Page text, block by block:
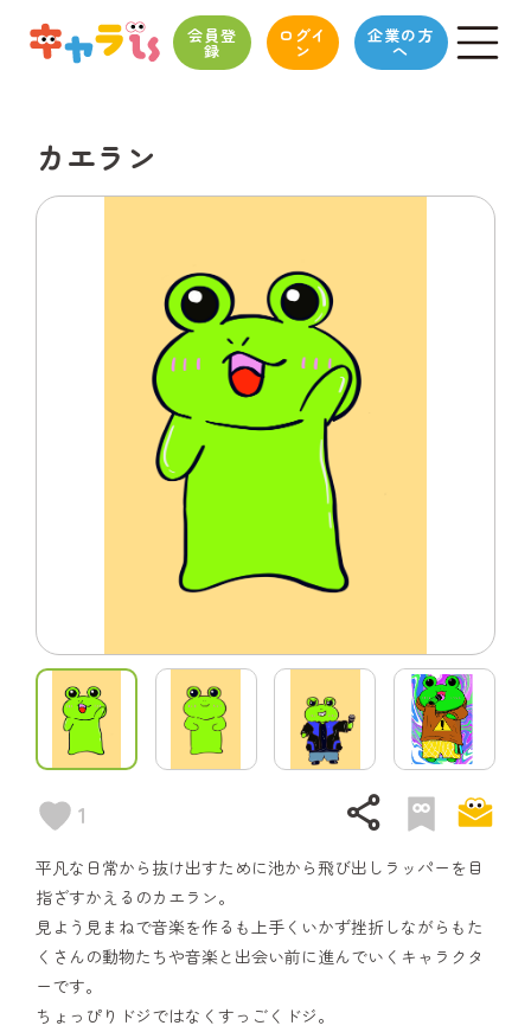
会員登
録
ログイ
ン
企業の方
へ
カエラン
1 share
平凡な日常から抜け出すために池から飛び出しラッパーを目
指ざすかえるのカエラン。
見よう見まねで音楽を作るも上手くいかず挫折しながらもた
くさんの動物たちや音楽と出会い前に進んでいくキャラクタ
ーです。
ちょっぴりドジではなくすっごくドジ。